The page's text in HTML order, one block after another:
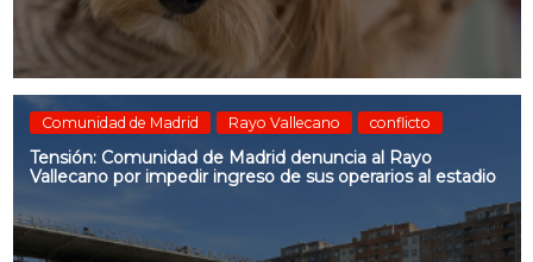
Comunidad de Madrid Rayo Vallecano conflicto
Tensión: Comunidad de Madrid denuncia al Rayo
Vallecano por impedir ingreso de sus operarios al estadio